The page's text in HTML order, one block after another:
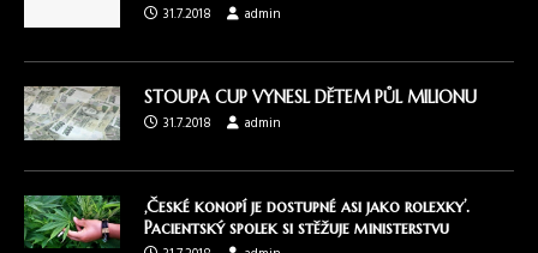
31.7.2018
admin
STOUPA CUP VYNESL DĚTEM PŮL MILIONU
31.7.2018
admin
‚České konopí je dostupné asi jako rolexky’.
Pacientský spolek si stěžuje ministerstvu